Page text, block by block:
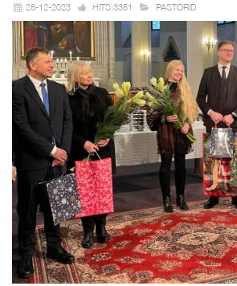
28-12-2023 HITS:3351 PASTORID